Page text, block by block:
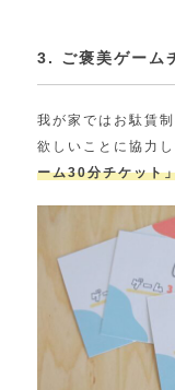
3. ご褒美ゲーム
我が家ではお駄賃
欲しいことに協力
ーム30分チケット